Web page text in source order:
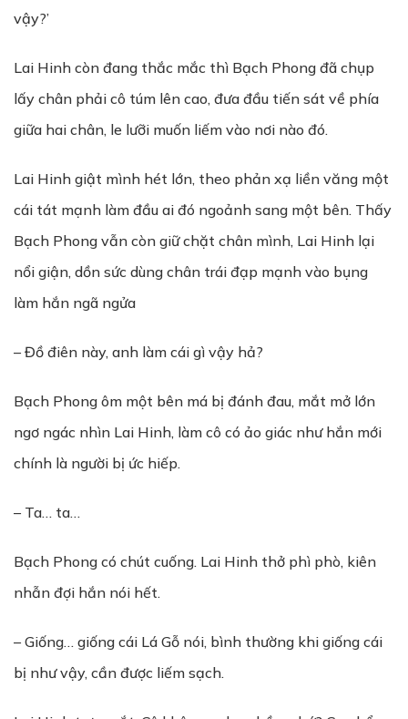
vậy?’
Lai Hinh còn đang thắc mắc thì Bạch Phong đã chụp
lấy chân phải cô túm lên cao, đưa đầu tiến sát về phía
giữa hai chân, le lưỡi muốn liếm vào nơi nào đó.
Lai Hinh giật mình hét lớn, theo phản xạ liền văng một
cái tát mạnh làm đầu ai đó ngoảnh sang một bên. Thấy
Bạch Phong vẫn còn giữ chặt chân mình, Lai Hinh lại
nổi giận, dồn sức dùng chân trái đạp mạnh vào bụng
làm hắn ngã ngửa
– Đồ điên này, anh làm cái gì vậy hả?
Bạch Phong ôm một bên má bị đánh đau, mắt mở lớn
ngơ ngác nhìn Lai Hinh, làm cô có ảo giác như hắn mới
chính là người bị ức hiếp.
– Ta… ta…
Bạch Phong có chút cuống. Lai Hinh thở phì phò, kiên
nhẫn đợi hắn nói hết.
– Giống… giống cái Lá Gỗ nói, bình thường khi giống cái
bị như vậy, cần được liếm sạch.